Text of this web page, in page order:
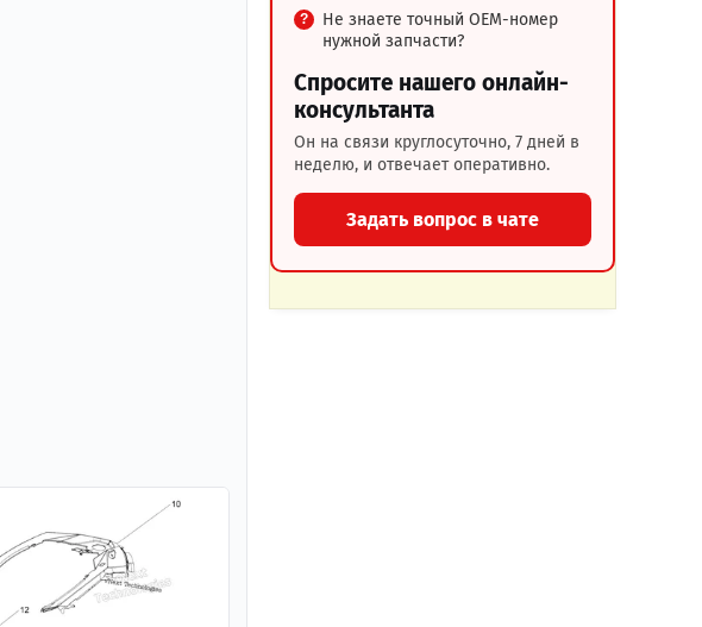
Не знаете точный OEM-номер
нужной запчасти?
Спросите нашего онлайн-
консультанта
Он на связи круглосуточно, 7 дней в
неделю, и отвечает оперативно.
Задать вопрос в чате